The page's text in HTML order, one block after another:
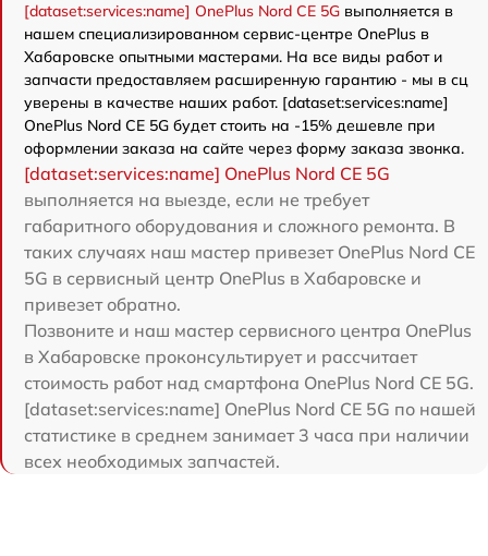
[dataset:services:name] OnePlus Nord CE 5G выполняется в
нашем специализированном сервис-центре OnePlus в
Хабаровске опытными мастерами. На все виды работ и
запчасти предоставляем расширенную гарантию - мы в сц
уверены в качестве наших работ. [dataset:services:name]
OnePlus Nord CE 5G будет стоить на -15% дешевле при
оформлении заказа на сайте через форму заказа звонка.
[dataset:services:name] OnePlus Nord CE 5G
выполняется на выезде, если не требует
габаритного оборудования и сложного ремонта. В
таких случаях наш мастер привезет OnePlus Nord CE
5G в сервисный центр OnePlus в Хабаровске и
привезет обратно.
Позвоните и наш мастер сервисного центра OnePlus
в Хабаровске проконсультирует и рассчитает
стоимость работ над смартфона OnePlus Nord CE 5G.
[dataset:services:name] OnePlus Nord CE 5G по нашей
статистике в среднем занимает 3 часа при наличии
всех необходимых запчастей.